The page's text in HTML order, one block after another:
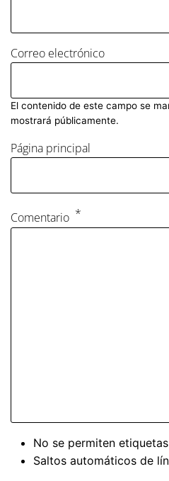
Correo electrónico
El contenido de este campo se
mostrará públicamente.
Página principal
Comentario
No se permiten
Saltos automáticos de